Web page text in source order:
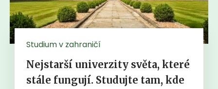
Studium v zahraničí
Nejstarší univerzity světa, které
stále fungují. Studujte tam, kde